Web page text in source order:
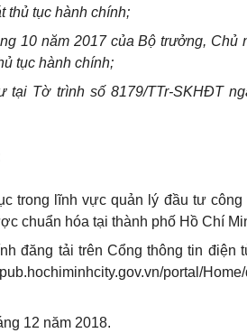
thủ tục hành chính;
10 năm 2017 của Bộ trưởng, Chủ
tục hành chính;
tại Tờ trình số 8179/TTr-SKHĐT
trong lĩnh vực quản lý đầu tư công
chuẩn hóa tại thành phố Hồ Chí
đăng tải trênCổng thông tin điện
y.gov.vn/portal/
12 năm 2018.